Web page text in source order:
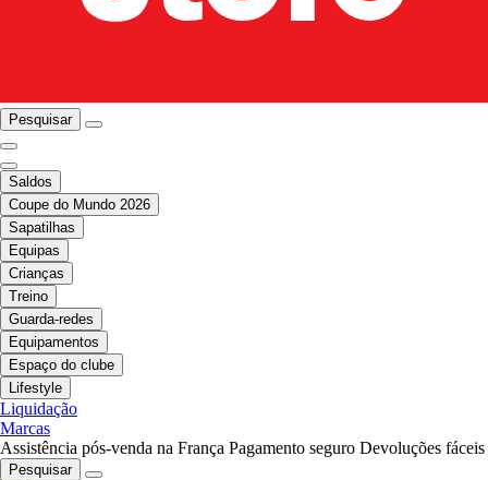
Pesquisar
Saldos
Coupe do Mundo 2026
Sapatilhas
Equipas
Crianças
Treino
Guarda-redes
Equipamentos
Espaço do clube
Lifestyle
Liquidação
Marcas
Assistência pós-venda na França Pagamento seguro Devoluções fáceis
Pesquisar